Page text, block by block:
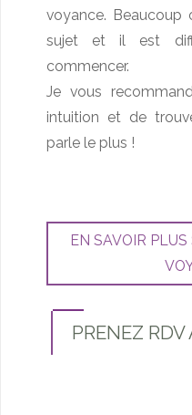
voyance.
sujet et il est
commencer.
Je vous
intuition et de
parle le plus !
EN SAVOIR
PRENEZ RDV